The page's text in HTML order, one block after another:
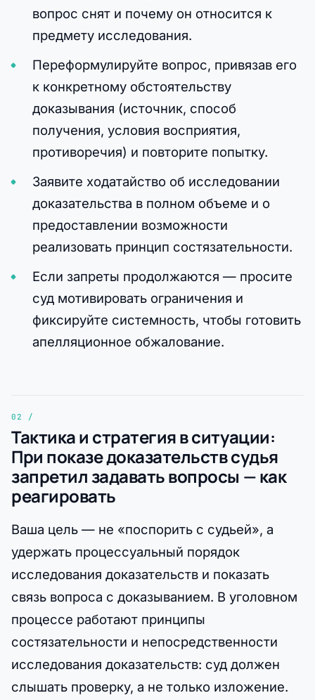
вопрос снят и почему он относится к
предмету исследования.
Переформулируйте вопрос, привязав его
к конкретному обстоятельству
доказывания (источник, способ
получения, условия восприятия,
противоречия) и повторите попытку.
Заявите ходатайство об исследовании
доказательства в полном объеме и о
предоставлении возможности
реализовать принцип состязательности.
Если запреты продолжаются — просите
суд мотивировать ограничения и
фиксируйте системность, чтобы готовить
апелляционное обжалование.
Тактика и стратегия в ситуации:
При показе доказательств судья
запретил задавать вопросы — как
реагировать
Ваша цель — не «поспорить с судьей», а
удержать процессуальный порядок
исследования доказательств и показать
связь вопроса с доказыванием. В уголовном
процессе работают принципы
состязательности и непосредственности
исследования доказательств: суд должен
слышать проверку, а не только изложение.